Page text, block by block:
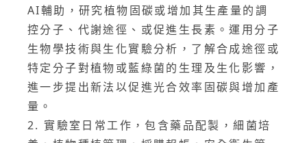
AI輔助，研究植物固碳或增加其生產量的調
控分子、代謝途徑、或促進生長素。運用分子
生物學技術與生化實驗分析，了解合成途徑或
特定分子對植物或藍綠菌的生理及生化影響，
進一步提出新法以促進光合效率固碳與增加產
量。
2. 實驗室日常工作，包含藥品配製，細菌培